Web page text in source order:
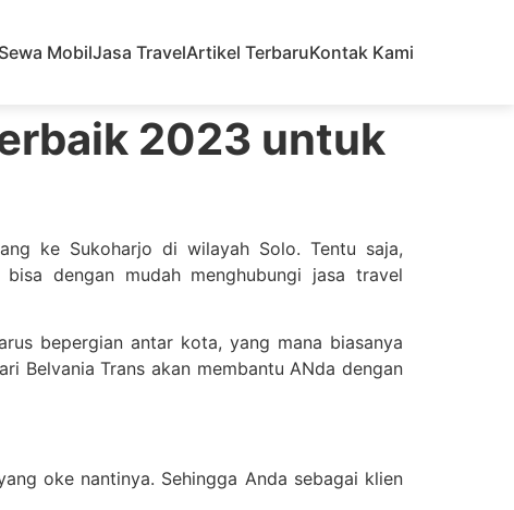
Sewa MobilJasa TravelArtikel TerbaruKontak Kami
2023 untuk
ke Sukoharjo di wilayah Solo. Tentu saja,
dengan mudah menghubungi jasa travel
bepergian antar kota, yang mana biasanya
Belvania Trans akan membantu ANda dengan
oke nantinya. Sehingga Anda sebagai klien